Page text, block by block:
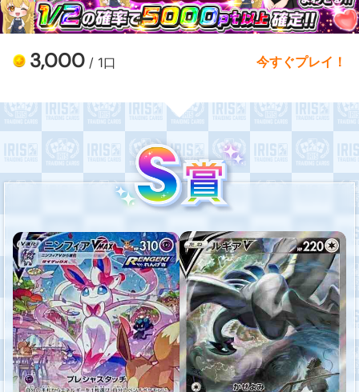
3,000 / 1口 今すぐプレイ！